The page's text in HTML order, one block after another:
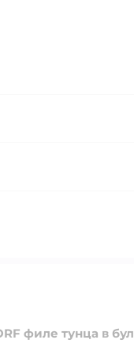
филе тунца в